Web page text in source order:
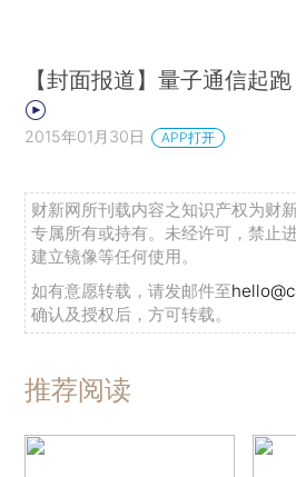
【封面报道】量子通信起跑
2015年01月30日 APP打开
财新网所刊载内容之知识产权为财
专属所有或持有。未经许可，禁止
建立镜像等任何使用。
如有意愿转载，请发邮件至
确认及授权后，方可转载。
推荐阅读